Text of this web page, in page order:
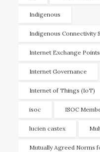
Indigenous
Indigenous Connectivity
Internet Exchange
Internet Governance
Internet of Things (IoT)
isoc ISOC
lucien castex
Mutually Agreed Norms